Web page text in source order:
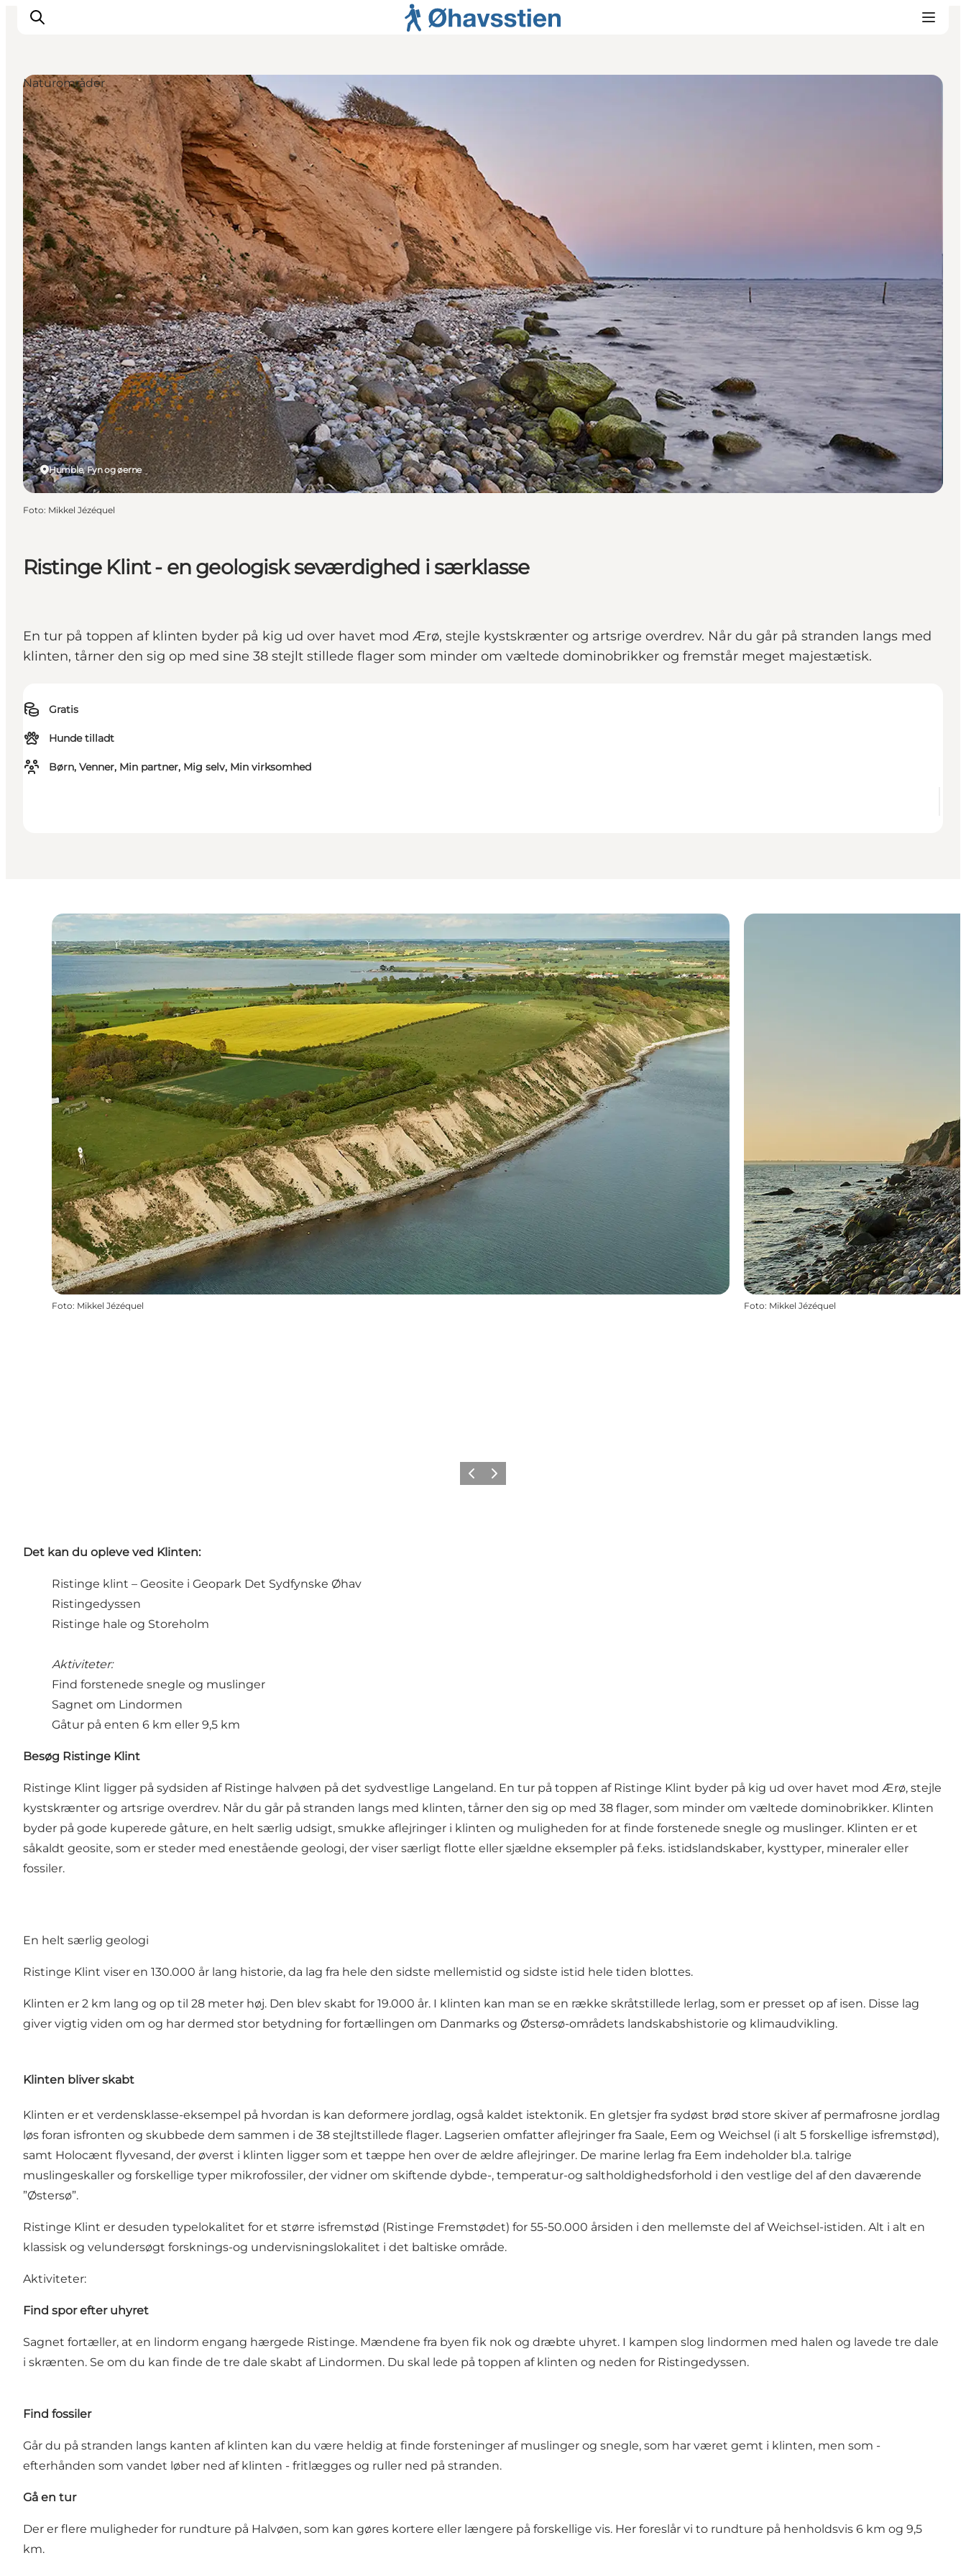
Inspiration
Vandreruter
Planlægning
Ristinge Klint - en geologisk seværdighed i særklasse
En tur på toppen af klinten byder på kig ud over havet mod Ærø, stejle kystskrænter og artsrige overdrev. Når du går på stranden langs med
klinten, tårner den sig op med sine 38 stejlt stillede flager som minder om væltede dominobrikker og fremstår meget majestætisk.
Gratis
Hunde tilladt
Børn, Venner, Min partner, Mig selv, Min virksomhed
Humble, Fyn og øerne
Naturområder
Foto: Mikkel Jézéquel
Foto: Mikkel Jézéquel Foto: Mikkel Jézéquel
ForrigeNæste
Det kan du opleve ved Klinten:
Ristinge klint – Geosite i Geopark Det Sydfynske Øhav
Ristingedyssen
Ristinge hale og Storeholm
Aktiviteter:
Find forstenede snegle og muslinger
Sagnet om Lindormen
Gåtur på enten 6 km eller 9,5 km
Besøg Ristinge Klint
Ristinge Klint ligger på sydsiden af Ristinge halvøen på det sydvestlige Langeland. En tur på toppen af Ristinge Klint byder på kig ud over havet mod Ærø, stejle
kystskrænter og artsrige overdrev. Når du går på stranden langs med klinten, tårner den sig op med 38 flager, som minder om væltede dominobrikker. Klinten
byder på gode kuperede gåture, en helt særlig udsigt, smukke aflejringer i klinten og muligheden for at finde forstenede snegle og muslinger. Klinten er et
såkaldt geosite, som er steder med enestående geologi, der viser særligt flotte eller sjældne eksempler på f.eks. istidslandskaber, kysttyper, mineraler eller
fossiler.
En helt særlig geologi
Ristinge Klint viser en 130.000 år lang historie, da lag fra hele den sidste mellemistid og sidste istid hele tiden blottes.
Klinten er 2 km lang og op til 28 meter høj. Den blev skabt for 19.000 år. I klinten kan man se en række skråtstillede lerlag, som er presset op af isen. Disse lag
giver vigtig viden om og har dermed stor betydning for fortællingen om Danmarks og Østersø-områdets landskabshistorie og klimaudvikling.
Klinten bliver skabt
Klinten er et verdensklasse-eksempel på hvordan is kan deformere jordlag, også kaldet istektonik. En gletsjer fra sydøst brød store skiver af permafrosne jordlag
løs foran isfronten og skubbede dem sammen i de 38 stejltstillede flager. Lagserien omfatter aflejringer fra Saale, Eem og Weichsel (i alt 5 forskellige isfremstød),
samt Holocænt flyvesand, der øverst i klinten ligger som et tæppe hen over de ældre aflejringer. De marine lerlag fra Eem indeholder bl.a. talrige
muslingeskaller og forskellige typer mikrofossiler, der vidner om skiftende dybde-, temperatur-og saltholdighedsforhold i den vestlige del af den daværende
”Østersø”.
Ristinge Klint er desuden typelokalitet for et større isfremstød (Ristinge Fremstødet) for 55-50.000 årsiden i den mellemste del af Weichsel-istiden. Alt i alt en
klassisk og velundersøgt forsknings-og undervisningslokalitet i det baltiske område.
Aktiviteter:
Find spor efter uhyret
Sagnet fortæller, at en lindorm engang hærgede Ristinge. Mændene fra byen fik nok og dræbte uhyret. I kampen slog lindormen med halen og lavede tre dale
i skrænten. Se om du kan finde de tre dale skabt af Lindormen. Du skal lede på toppen af klinten og neden for Ristingedyssen.
Find fossiler
Går du på stranden langs kanten af klinten kan du være heldig at finde forsteninger af muslinger og snegle, som har været gemt i klinten, men som -
efterhånden som vandet løber ned af klinten - fritlægges og ruller ned på stranden.
Gå en tur
Der er flere muligheder for rundture på Halvøen, som kan gøres kortere eller længere på forskellige vis. Her foreslår vi to rundture på henholdsvis 6 km og 9,5
km.